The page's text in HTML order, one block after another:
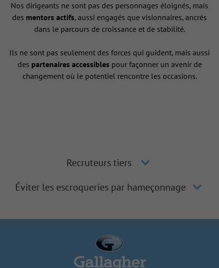
Nos dirigeants ne sont pas des personnages éloignés, mais
des mentors actifs, aussi engagés que visionnaires, ancrés
dans le parcours de croissance et de stabilité.
Ils ne sont pas seulement des forces qui guident, mais aussi
des partenaires accessiblespour façonner un avenir de
changement où le potentiel rencontre les occasions.
Recruteurs tiers
Éviter les escroqueries par hameçonnage